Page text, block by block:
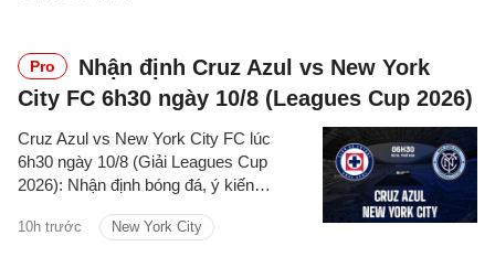
Pro
Nhận định Cruz Azul vs New York
City FC 6h30 ngày 10/8 (Leagues Cup 2026)
10h trước New York City
Cruz Azul vs New York City FC lúc
6h30 ngày 10/8 (Giải Leagues Cup
2026): Nhận định bóng đá, ý kiến
thống kê trận đấu.